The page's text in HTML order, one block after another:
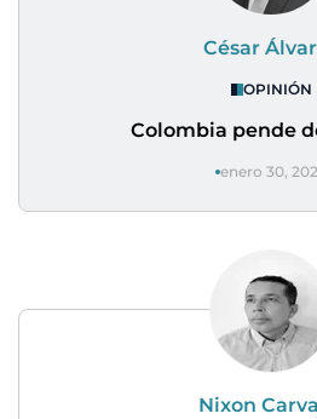
César
OPINIÓN
Colombia pende
enero 30,
Nixon